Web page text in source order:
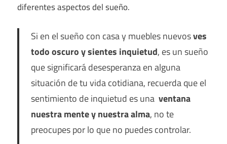
diferentes aspectos del sueño.
Si en el sueño con casa y muebles nuevosves
todo oscuro y sientes inquietud, es un sueño
que significará desesperanza en alguna
situación de tu vida cotidiana, recuerda que el
sentimiento de inquietud es una ventana
nuestra mente y nuestra alma, no te
preocupes por lo que no puedes controlar.